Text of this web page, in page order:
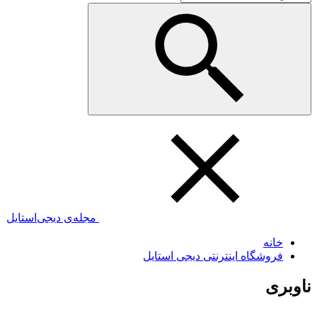
مجله‌ی دیجی‌استایل
خانه
فروشگاه اینترنتی دیجی استایل
ناوبری